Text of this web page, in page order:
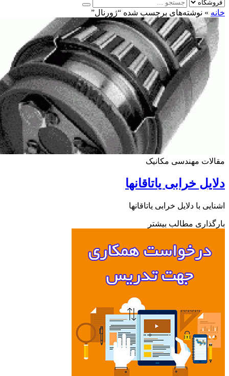
»نوشته‌های برچسب شده “ژورنال”
مهندسی مکانیک
خرابی یاتاقانها
با دلایل خرابی یاتاقانها
مطالب بیشتر